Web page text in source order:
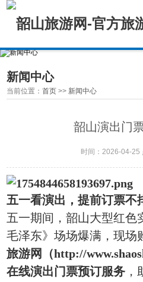
新闻中心
当前位置：首页 >> 新闻中心
韶山演出门
时间：2026-04-25
五一看演出，提前订票不
五一期间，韶山大型红色
毛泽东》场场爆满，现场
旅游网（http://
在线演出门票预订服务